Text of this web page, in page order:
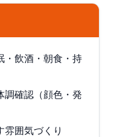
・飲酒・朝食・持
調確認（顔色・発
雰囲気づくり